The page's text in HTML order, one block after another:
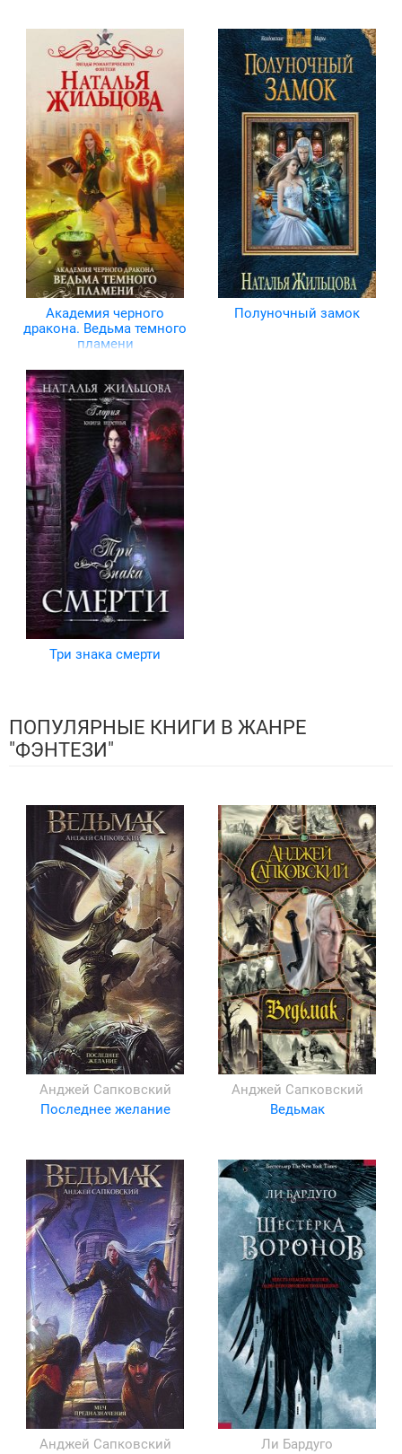
Академия черного
дракона. Ведьма темного
пламени
Полуночный замок
Три знака смерти
ПОПУЛЯРНЫЕ КНИГИ В ЖАНРЕ
"ФЭНТЕЗИ"
Анджей Сапковский
Последнее желание
Анджей Сапковский
Ведьмак
Анджей Сапковский
Ли Бардуго